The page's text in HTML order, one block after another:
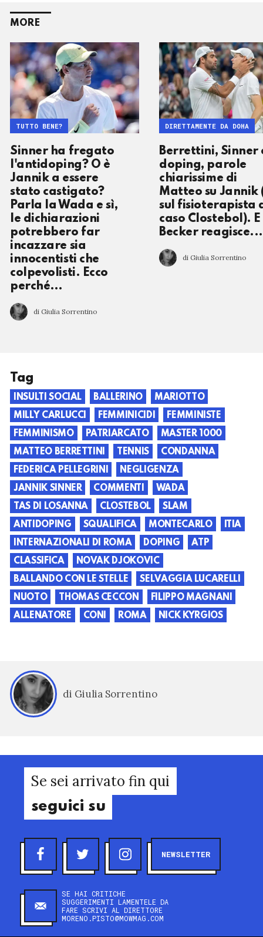
MORE
Sinner ha fregato
l'antidoping? O è
Jannik a essere
stato castigato?
Parla la Wada e sì,
le dichiarazioni
potrebbero far
incazzare sia
innocentisti che
colpevolisti. Ecco
perché…
di Giulia Sorrentino
TUTTO BENE?
Berrettini, Sinner
doping, parole
chiarissime di
Matteo su Jannik
sul fisioterapista
caso Clostebol). E
Becker reagisce...
di Giulia Sorrentino
DIRETTAMENTE DA DOHA
Tag
INSULTI SOCIAL BALLERINO
MARIOTTO
MILLY CARLUCCI
FEMMINICIDI
FEMMINISTE
FEMMINISMO
PATRIARCATO
MASTER 1000
MATTEO BERRETTINI
TENNIS
CONDANNA
FEDERICA PELLEGRINI
NEGLIGENZA
JANNIK SINNER
COMMENTI
WADA
TAS DI LOSANNA
CLOSTEBOL
SLAM
ANTIDOPING
SQUALIFICA MONTECARLO
ITIA
INTERNAZIONALI DI ROMA
DOPING
ATP
CLASSIFICA
NOVAK DJOKOVIC
BALLANDO CON LE STELLE
SELVAGGIA LUCARELLI
NUOTO
THOMAS CECCON
FILIPPO MAGNANI
ALLENATORE
CONI ROMA NICK KYRGIOS
di Giulia Sorrentino
Se sei arrivato fin qui
seguici su
NEWSLETTER
SE HAI CRITICHE
SUGGERIMENTI LAMENTELE DA
FARE SCRIVI AL DIRETTORE
MORENO.PISTO@MOWMAG.COM